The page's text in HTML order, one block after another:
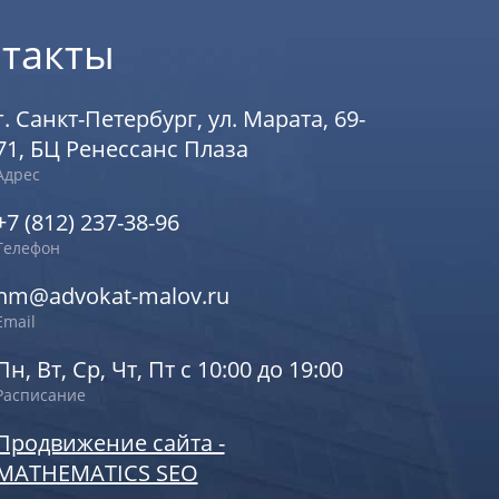
Санкт-Петербург, ул. Марата, 69-
БЦ Ренессанс Плаза
(812) 237-38-96
malov.ru
Вт, Ср, Чт, Пт с 10:00 до 19:00
сайта -
SEO